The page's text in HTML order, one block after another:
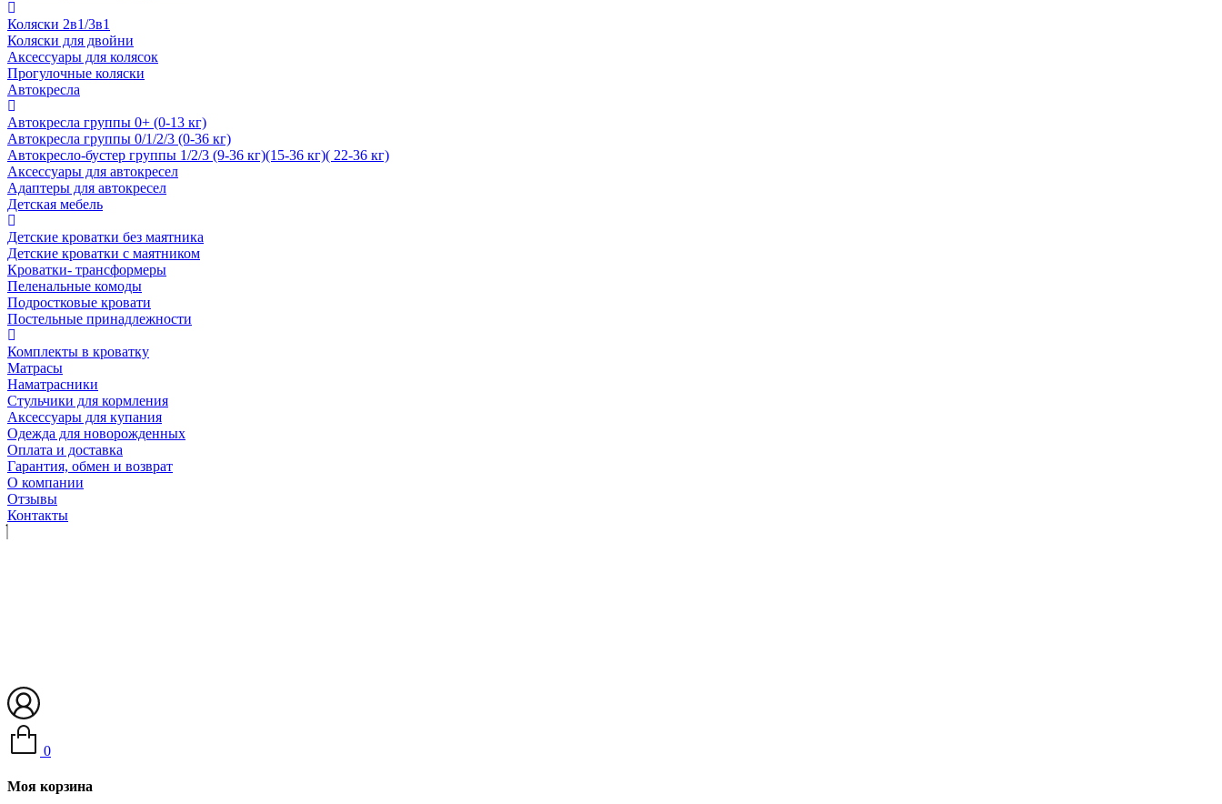
Коляски 2в1/3в1
Коляски для двойни
Аксессуары для колясок
Прогулочные коляски
Автокресла
Автокресла группы 0+ (0-13 кг)
Автокресла группы 0/1/2/3 (0-36 кг)
Автокресло-бустер группы 1/2/3 (9-36 кг)(15-36 кг)( 22-36 кг)
Аксессуары для автокресел
Адаптеры для автокресел
Детская мебель
Детские кроватки без маятника
Детские кроватки с маятником
Кроватки- трансформеры
Пеленальные комоды
Подростковые кровати
Постельные принадлежности
Комплекты в кроватку
Матрасы
Наматрасники
Стульчики для кормления
Аксессуары для купания
Одежда для новорожденных
Оплата и доставка
Гарантия, обмен и возврат
О компании
Отзывы
Контакты
0
Моя корзина